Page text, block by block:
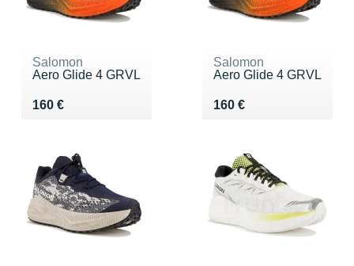
Salomon
Aero Glide 4 GRVL
160 €
Vendu 160 €
Salomon
Aero Glide 4 GRVL
160 €
Vendu 160 €